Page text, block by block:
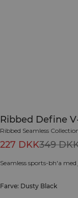
Ribbed Define
Ribbed Seamless
227 DKK349
Seamless sports-bh'a
Farve: Dusty Black